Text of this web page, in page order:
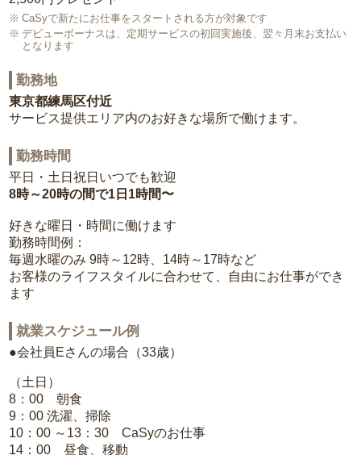
CaSyで新たにお仕事をスタートされる方が対象です
デビューボーナスは、定期サービスの初回実施後、翌々月末お支払い
となります
勤務地
東京都練馬区付近
サービス提供エリア内のお好きな場所で働けます。
勤務時間
平日・土日祝日いつでも歓迎
8時～20時の間で1日1時間〜
好きな曜日・時間に働けます
勤務時間例：
毎週水曜のみ 9時～12時、14時～17時など
お客様のライフスタイルに合わせて、自由にお仕事ができ
ます
就業スケジュール例
●会社員Eさんの場合（33歳）
（土日）
8：00 朝食
9：00 洗濯、掃除
10：00 ～13：30 CaSyのお仕事
14：00 昼食、移動